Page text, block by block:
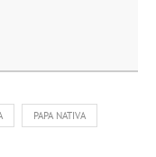
PAPA NATIVA